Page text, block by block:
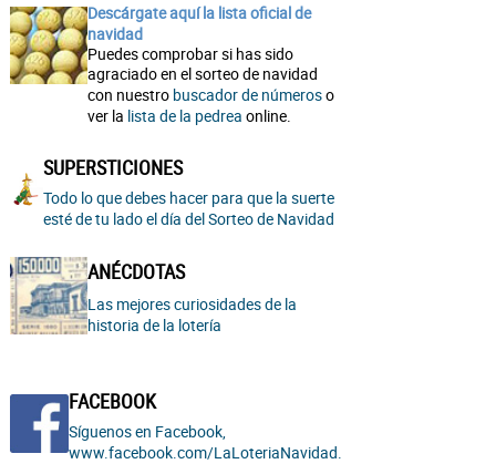
Descárgate aquí la lista oficial de
navidad
Puedes comprobar si has sido
agraciado en el sorteo de navidad
con nuestro buscador de númeroso
ver la lista de la pedrea online.
SUPERSTICIONES
Todo lo que debes hacer para que la suerte
esté de tu lado el día del Sorteo de Navidad
ANÉCDOTAS
Las mejores curiosidades de la
historia de la lotería
FACEBOOK
Síguenos en Facebook,
www.facebook.com/LaLoteriaNavidad.